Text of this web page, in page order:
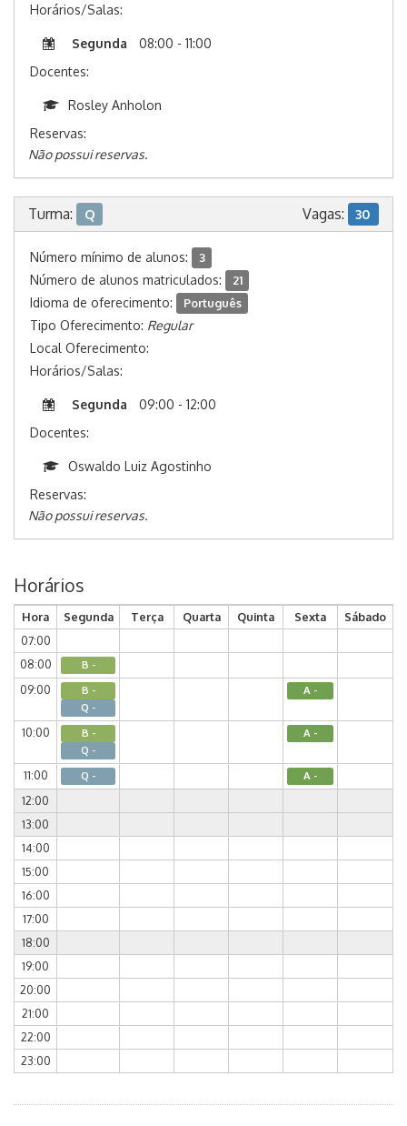
Horários/Salas:
Segunda
08:00 - 11:00
Docentes:
Rosley Anholon
Reservas:
Não possui reservas.
Turma: Q Vagas: 30
Número mínimo de alunos: 3
Número de alunos matriculados: 21
Idioma de oferecimento: Português
Tipo Oferecimento: Regular
Local Oferecimento:
Horários/Salas:
Segunda
09:00 - 12:00
Docentes:
Oswaldo Luiz Agostinho
Reservas:
Não possui reservas.
Horários
Hora Segunda Terça Quarta Quinta Sexta
Sábado
07:00
08:00
B -
09:00
B -
Q -
A -
10:00
B -
Q -
A -
11:00 Q - A -
12:00
13:00
14:00
15:00
16:00
17:00
18:00
19:00
20:00
21:00
22:00
23:00